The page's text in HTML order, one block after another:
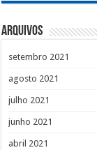
Arquivos
setembro 2021
agosto 2021
julho 2021
junho 2021
abril 2021